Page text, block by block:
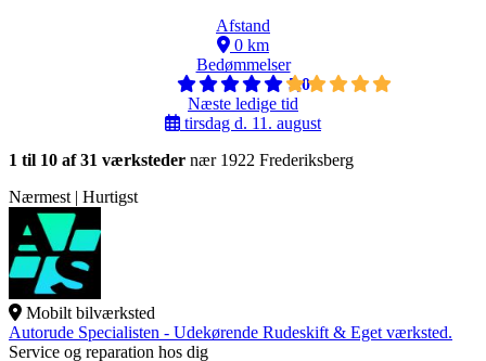
Afstand
0 km
Bedømmelser
5,0
Næste ledige tid
tirsdag d. 11. august
1 til 10 af 31 værksteder nær 1922 Frederiksberg
Nærmest | Hurtigst
Mobilt bilværksted
Autorude Specialisten - Udekørende Rudeskift & Eget værksted.
Service og reparation hos dig